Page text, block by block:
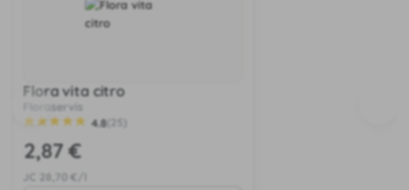
Flora vita citro
Floraservis
4.8(25)
2,87 €
JC 28 ,70 €/l